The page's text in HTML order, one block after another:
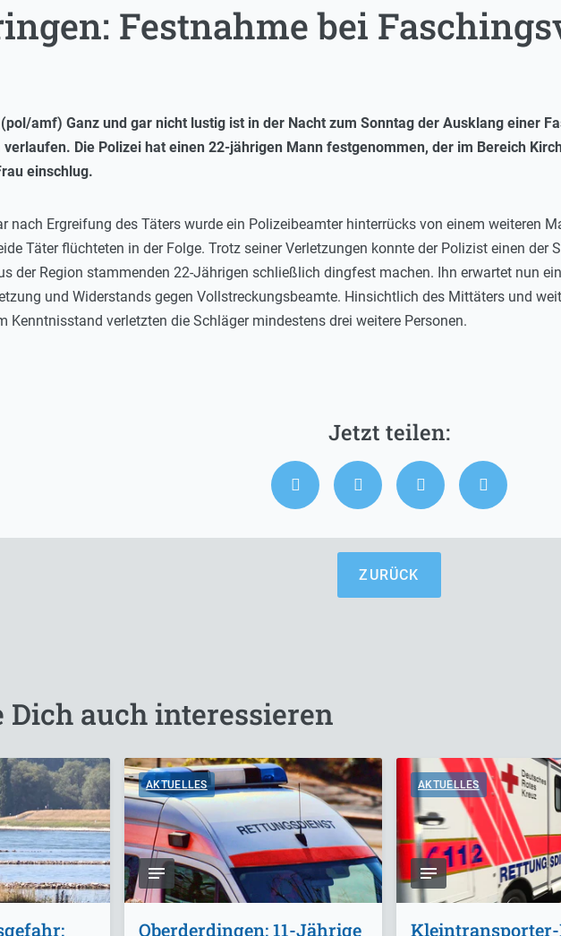
Festnahme bei
amf) Ganz und gar nicht lustig ist in der Nacht zum Sonntag der Ausklang einer
verlaufen. Die Polizei hat einen 22-jährigen Mann festgenommen, der im Bereich
einschlug.
nach Ergreifung des Täters wurde ein Polizeibeamter hinterrücks von einem weiteren
Täter flüchteten in der Folge. Trotz seiner Verletzungen konnte der Polizist einen der
der Region stammenden 22-Jährigen schließlich dingfest machen. Ihn erwartet nun
und Widerstands gegen Vollstreckungsbeamte. Hinsichtlich des Mittäters und
Kenntnisstand verletzten die Schläger mindestens drei weitere Personen.
ZURÜCK
Dich auch interessieren
AKTUELLES
Oberderdingen: 11-Jährige
AKTUELLES